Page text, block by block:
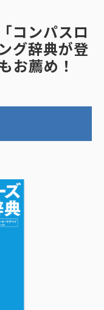
コンパスロ
グ辞典が登
お薦め！